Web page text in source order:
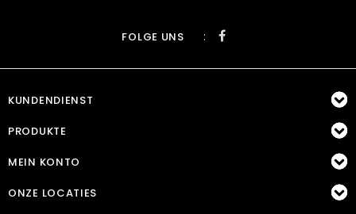
FOLGE UNS :
KUNDENDIENST
PRODUKTE
MEIN KONTO
ONZE LOCATIES